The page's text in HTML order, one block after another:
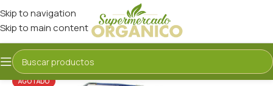
Skip to navigation
Skip to main content
AGOTADO